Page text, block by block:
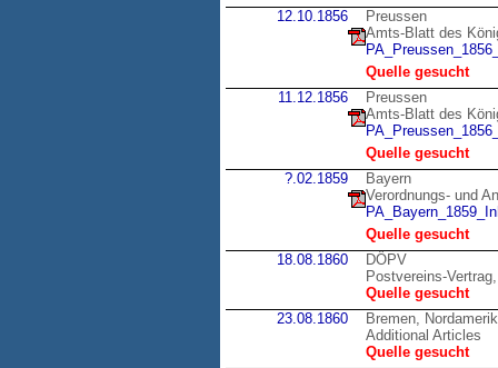
12.10.1856
Preussen
Amts-Blatt des
Quelle gesucht
11.12.1856
Preussen
Amts-Blatt des
Quelle gesucht
?.02.1859
Bayern
Verordnungs- und
Quelle gesucht
18.08.1860
DÖPV
Postvereins-
Quelle gesucht
23.08.1860
Bremen,
Additional Articles
Quelle gesucht